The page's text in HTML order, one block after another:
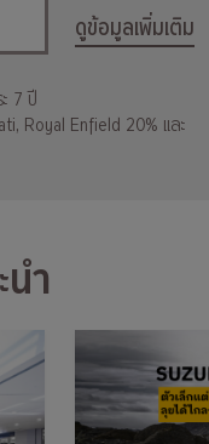
ดูข้อมูลเพิ่มเติม
7 ปี
Royal Enfield 20% และ
ำ